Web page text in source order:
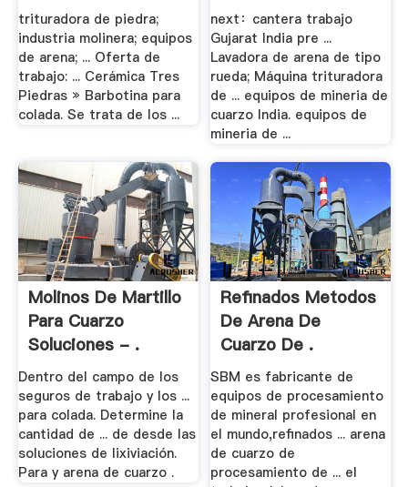
trituradora de piedra;
industria molinera; equipos
de arena; ... Oferta de
trabajo: ... Cerámica Tres
Piedras » Barbotina para
colada. Se trata de los ...
next：cantera trabajo
Gujarat India pre ...
Lavadora de arena de tipo
rueda; Máquina trituradora
de ... equipos de mineria de
cuarzo India. equipos de
mineria de ...
Molinos De Martillo
Para Cuarzo
Soluciones - .
Dentro del campo de los
seguros de trabajo y los ...
para colada. Determine la
cantidad de ... de desde las
soluciones de lixiviación.
Para y arena de cuarzo .
Refinados Metodos
De Arena De
Cuarzo De .
SBM es fabricante de
equipos de procesamiento
de mineral profesional en
el mundo,refinados ... arena
de cuarzo de
procesamiento de ... el